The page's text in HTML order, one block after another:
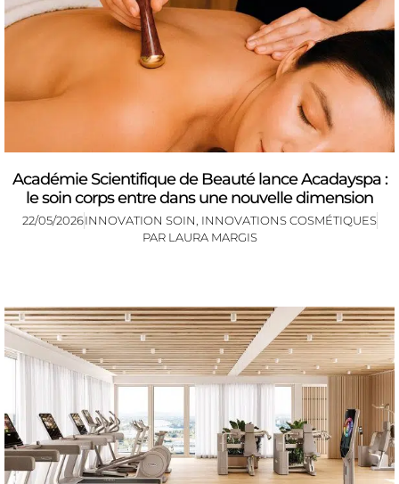
Académie Scientifique de Beauté lance Acadayspa :
le soin corps entre dans une nouvelle dimension
22/05/2026INNOVATION SOIN INNOVATIONS COSMÉTIQUES
PAR LAURA MARGIS